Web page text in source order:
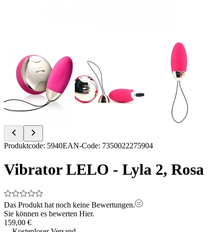
Item
of
7
Produktcode: 5940EAN-Code: 7350022275904
Vibrator LELO - Lyla 2, Rosa
Das Produkt hat noch keine Bewertungen.
Sie können es bewerten Hier.
159,00 €